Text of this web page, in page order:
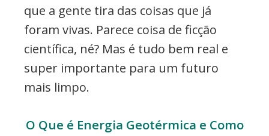
que a gente tira das coisas que já
foram vivas. Parece coisa de ficção
científica, né? Mas é tudo bem real e
super importante para um futuro
mais limpo.
O Que é Energia Geotérmica e Como